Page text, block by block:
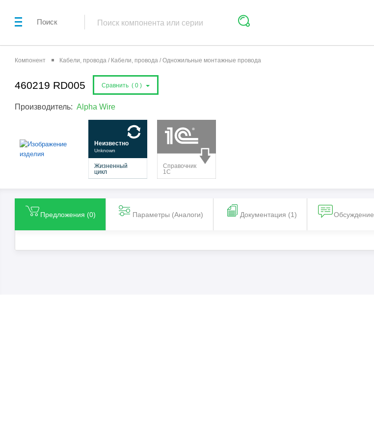
Поиск
Компонент Кабели, провода / Кабели, провода / Одножильные монтажные провода
460219 RD005 Сравнить ( 0 )
Производитель: Alpha Wire
Предложения (0) Параметры (Aналоги) Документация (1) Обсуждение